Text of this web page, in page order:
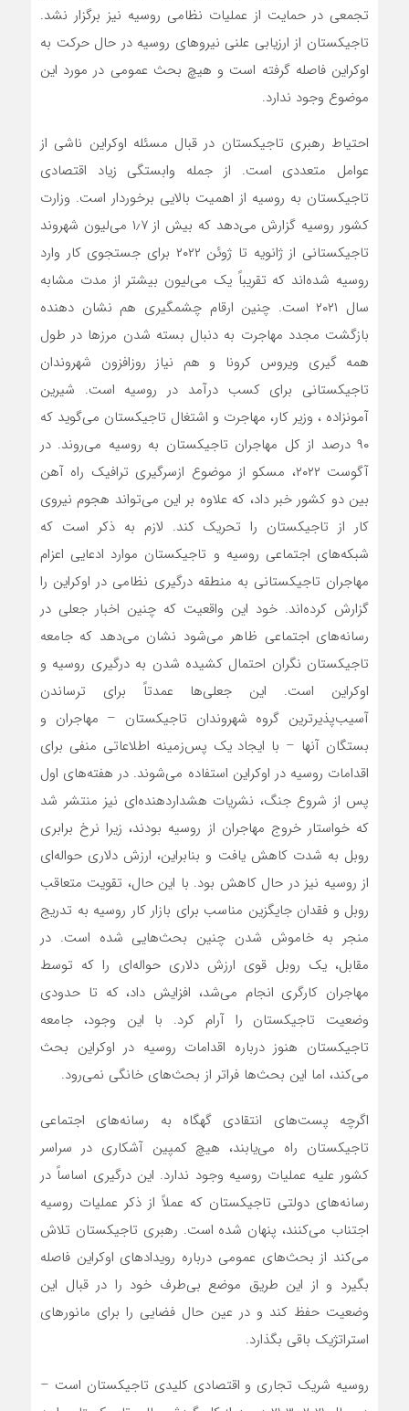
تجمعی در حمایت از عملیات نظامی روسیه نیز برگزار نشد.
تاجیکستان از ارزیابی علنی نیروهای روسیه در حال حرکت به
اوکراین فاصله گرفته است و هیچ بحث عمومی در مورد این
موضوع وجود ندارد.
احتیاط رهبری تاجیکستان در قبال مسئله اوکراین ناشی از
عوامل متعددی است. از جمله وابستگی زیاد اقتصادی
تاجیکستان به روسیه از اهمیت بالایی برخوردار است. وزارت
کشور روسیه گزارش می‌دهد که بیش از ۱٫۷ می‌‌لیون شهروند
تاجیکستانی از ژانویه تا ژوئن ۲۰۲۲ برای جستجوی کار وارد
روسیه شده‌اند که تقریباً یک می‌‌لیون بیشتر از مدت مشابه
سال ۲۰۲۱ است. چنین ارقام چشمگیری هم نشان دهنده
بازگشت مجدد مهاجرت به دنبال بسته شدن مرزها در طول
همه گیری ویروس کرونا و هم نیاز روزافزون شهروندان
تاجیکستانی برای کسب درآمد در روسیه است. شیرین
آمونزاده ، وزیر کار، مهاجرت و اشتغال تاجیکستان می‌گوید که
۹۰ درصد از کل مهاجران تاجیکستان به روسیه می‌روند. در
آگوست ۲۰۲۲، مسکو از موضوع ازسرگیری ترافیک راه آهن
بین دو کشور خبر داد، که علاوه بر این می‌‌‌تواند هجوم نیروی
کار از تاجیکستان را تحریک کند. لازم به ذکر است که
شبکه‌های اجتماعی روسیه و تاجیکستان موارد ادعایی اعزام
مهاجران تاجیکستانی به منطقه درگیری نظامی در اوکراین را
گزارش کرده‌اند. خود این واقعیت که چنین اخبار جعلی در
رسانه‌های اجتماعی ظاهر می‌شود نشان می‌دهد که جامعه
تاجیکستان نگران احتمال کشیده شدن به درگیری روسیه و
اوکراین است. این جعلی‌ها عمدتاً برای ترساندن
آسیب‌پذیرترین گروه شهروندان تاجیکستان – مهاجران و
بستگان آنها – با ایجاد یک پس‌زمینه اطلاعاتی منفی برای
اقدامات روسیه در اوکراین استفاده می‌‌‌شوند. در هفته‌های اول
پس از شروع جنگ، نشریات هشداردهنده‌ای نیز منتشر شد
که خواستار خروج مهاجران از روسیه بودند، زیرا نرخ برابری
روبل به شدت کاهش یافت و بنابراین، ارزش دلاری حواله‌ای
از روسیه نیز در حال کاهش بود. با این حال، تقویت متعاقب
روبل و فقدان جایگزین مناسب برای بازار کار روسیه به تدریج
منجر به خاموش شدن چنین بحث‌هایی شده است. در
مقابل، یک روبل قوی ارزش دلاری حواله‌ای را که توسط
مهاجران کارگری انجام می‌‌‌شد، افزایش داد، که تا حدودی
وضعیت تاجیکستان را آرام کرد. با این وجود، جامعه
تاجیکستان هنوز درباره اقدامات روسیه در اوکراین بحث
می‌کند، اما این بحث‌ها فراتر از بحث‌های خانگی نمی‌رود.
اگرچه پست‌های انتقادی گهگاه به رسانه‌های اجتماعی
تاجیکستان راه می‌‌‌یابند، هیچ کمپین آشکاری در سراسر
کشور علیه عملیات روسیه وجود ندارد. این درگیری اساساً در
رسانه‌های دولتی تاجیکستان که عملاً از ذکر عملیات روسیه
اجتناب می‌کنند، پنهان شده است. رهبری تاجیکستان تلاش
می‌‌‌کند از بحث‌های عمومی درباره رویدادهای اوکراین فاصله
بگیرد و از این طریق موضع بی‌طرف خود را در قبال این
وضعیت حفظ کند و در عین حال فضایی را برای مانورهای
استراتژیک باقی بگذارد.
روسیه شریک تجاری و اقتصادی کلیدی تاجیکستان است –